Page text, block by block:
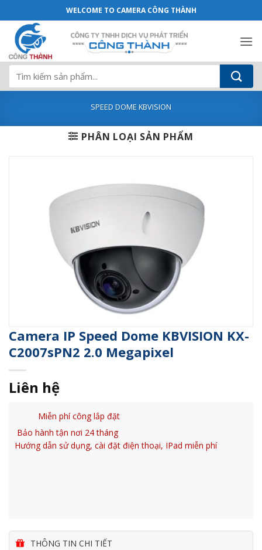
qua
dung
Camera IP Speed Dome KBVISION KX-
WELCOME TO CAMERA CÔNG THÀNH
Tìm
kiếm:
SPEED DOME KBVISION
PHÂN LOẠI SẢN PHẨM
Camera IP Speed Dome KBVISION KX-
C2007sPN2 2.0 Megapixel
Liên hệ
Miễn phí công lắp đặt
Bảo hành tận nơi 24 tháng
Hướng dẫn sử dụng, cài đặt điện thoại, IPad miễn phí
THÔNG TIN CHI TIẾT